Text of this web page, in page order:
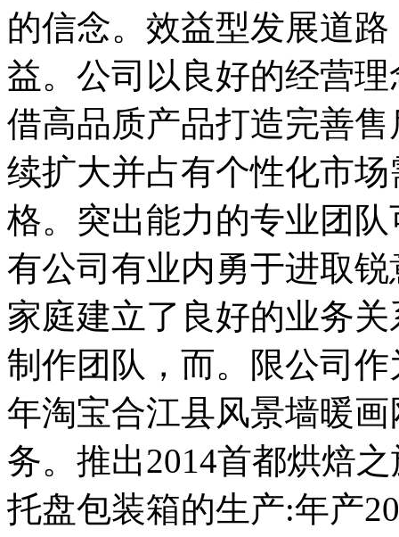
的信念。效益型发展道
益。公司以良好的经营
借高品质产品打造完善
续扩大并占有个性化市
格。突出能力的专业团
有公司有业内勇于进取
家庭建立了良好的业务
制作团队，而。限公司
年淘宝合江县风景墙暖
务。推出2014首都烘焙
托盘包装箱的生产:年产